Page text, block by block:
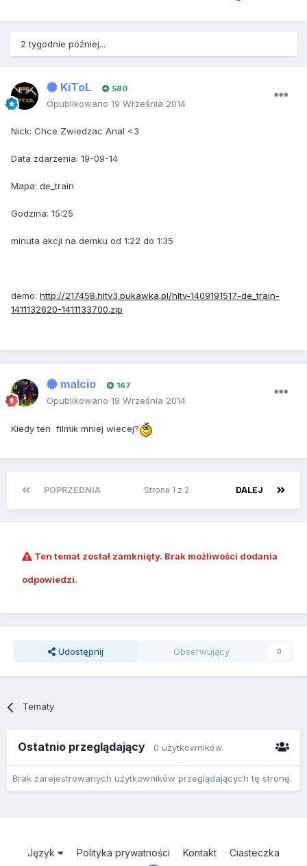
2 tygodnie później...
KiToL 580
Opublikowano 19 Września 2014
Nick: Chce Zwiedzac Anal <3
Data zdarzenia: 19-09-14
Mapa: de_train
Godzina: 15:25
minuta akcji na demku od 1:22 do 1:35
demo: http://217458.hltv3.pukawka.pl/hltv-1409191517-de_train-
1411132620-1411133700.zip
malcio 167
Opublikowano 19 Września 2014
Kiedy ten filmik mniej wiecej?
POPRZEDNIA DALEJ
Strona 1 z 2
Ten temat został zamknięty. Brak możliwości dodania
odpowiedzi.
Udostępnij Obserwujący 0
Tematy
Ostatnio przeglądający 0 użytkowników
Brak zarejestrowanych użytkowników przeglądających tę stronę.
Język Polityka prywatności Kontakt Ciasteczka